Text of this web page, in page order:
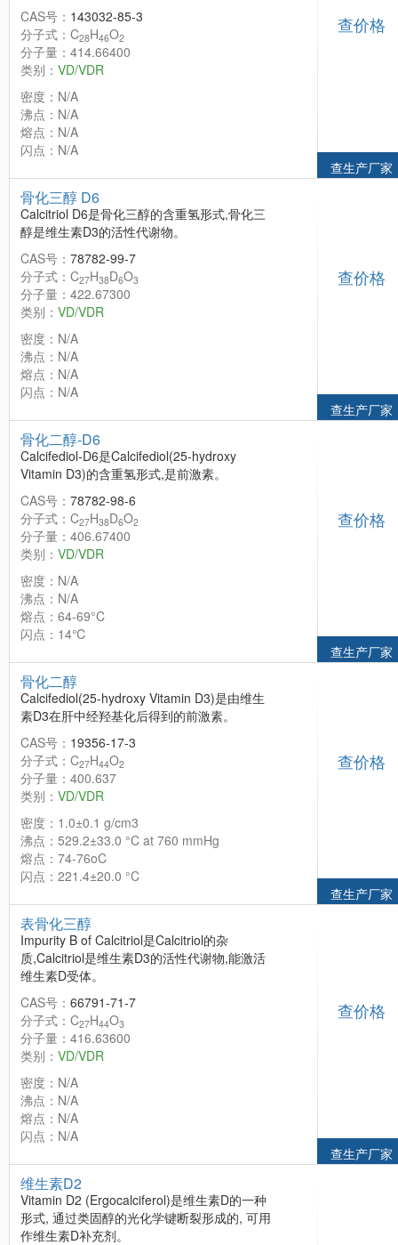
CAS号： 143032-85-3
分子式：C28H46O2
分子量：414.66400
类别： VD/VDR
密度：N/A
沸点：N/A
熔点：N/A
闪点：N/A
查价格
查生产厂家
骨化三醇 D6
Calcitriol D6是骨化三醇的含重氢形式,骨化三
醇是维生素D3的活性代谢物。
CAS号： 78782-99-7
分子式：C27H38D6O3
分子量：422.67300
类别： VD/VDR
密度：N/A
沸点：N/A
熔点：N/A
闪点：N/A
查价格
查生产厂家
骨化二醇-D6
Calcifediol-D6是Calcifediol(25-hydroxy
Vitamin D3)的含重氢形式,是前激素。
CAS号： 78782-98-6
分子式：C27H38D6O2
分子量：406.67400
类别： VD/VDR
密度：N/A
沸点：N/A
熔点：64-69°C
闪点：14℃
查价格
查生产厂家
骨化二醇
Calcifediol(25-hydroxy Vitamin D3)是由维生
素D3在肝中经羟基化后得到的前激素。
CAS号： 19356-17-3
分子式：C27H44O2
分子量：400.637
类别： VD/VDR
密度：1.0±0.1 g/cm3
沸点：529.2±33.0 °C at 760 mmHg
熔点：74-76oC
闪点：221.4±20.0 °C
查价格
查生产厂家
表骨化三醇
Impurity B of Calcitriol是Calcitriol的杂
质,Calcitriol是维生素D3的活性代谢物,能激活
维生素D受体。
CAS号： 66791-71-7
分子式：C27H44O3
分子量：416.63600
类别： VD/VDR
密度：N/A
沸点：N/A
熔点：N/A
闪点：N/A
查价格
查生产厂家
维生素D2
Vitamin D2 (Ergocalciferol)是维生素D的一种
形式, 通过类固醇的光化学键断裂形成的, 可用
作维生素D补充剂。